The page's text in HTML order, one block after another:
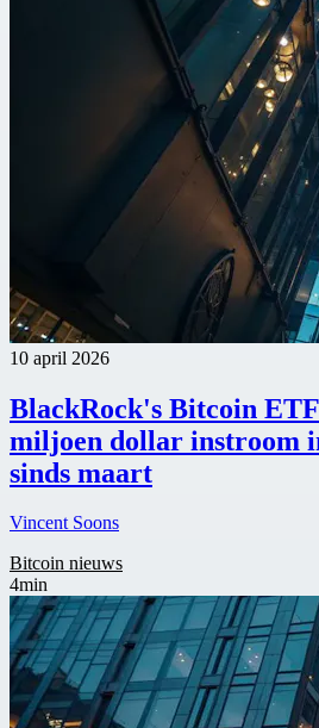
10 april 2026
BlackRock's Bitcoin
miljoen dollar instroom
sinds maart
Vincent Soons
Bitcoin nieuws
4min